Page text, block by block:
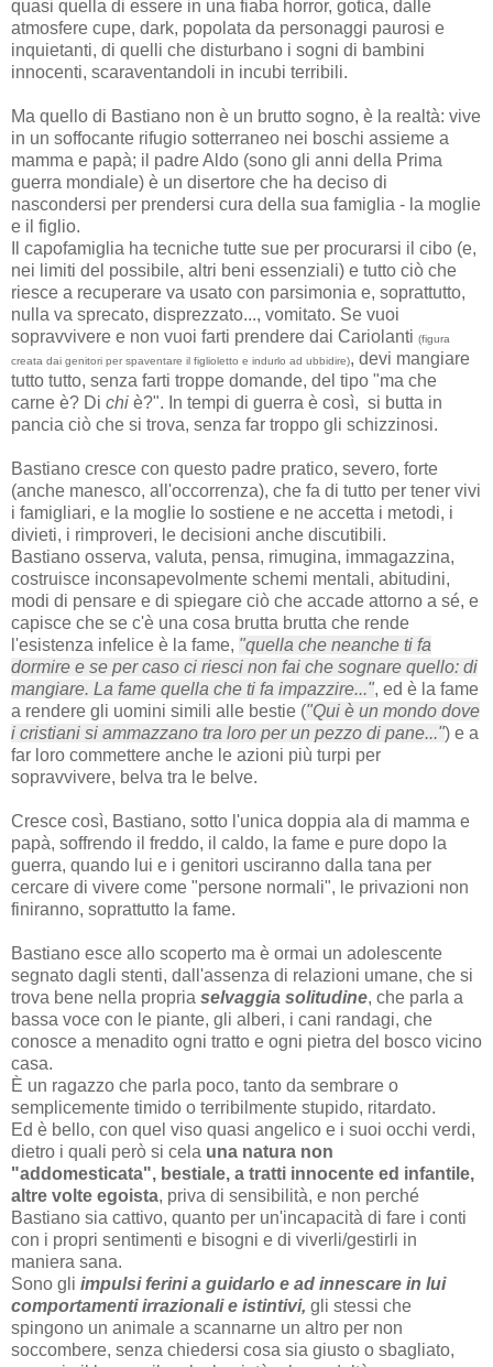
quasi quella di essere in una fiaba horror, gotica, dalle
atmosfere cupe, dark, popolata da personaggi paurosi e
inquietanti, di quelli che disturbano i sogni di bambini
innocenti, scaraventandoli in incubi terribili.
Ma quello di Bastiano non è un brutto sogno, è la realtà: vive
in un soffocante rifugio sotterraneo nei boschi assieme a
mamma e papà; il padre Aldo (sono gli anni della Prima
guerra mondiale) è un disertore che ha deciso di
nascondersi per prendersi cura della sua famiglia - la moglie
e il figlio.
Il capofamiglia ha tecniche tutte sue per procurarsi il cibo (e,
nei limiti del possibile, altri beni essenziali) e tutto ciò che
riesce a recuperare va usato con parsimonia e, soprattutto,
nulla va sprecato, disprezzato..., vomitato. Se vuoi
sopravvivere e non vuoi farti prendere dai Cariolanti (figura
creata dai genitori per spaventare il figlioletto e indurlo ad ubbidire), devi mangiare
tutto tutto, senza farti troppe domande, del tipo "ma che
carne è? Di chi è?". In tempi di guerra è così, si butta in
pancia ciò che si trova, senza far troppo gli schizzinosi.
Bastiano cresce con questo padre pratico, severo, forte
(anche manesco, all'occorrenza), che fa di tutto per tener vivi
i famigliari, e la moglie lo sostiene e ne accetta i metodi, i
divieti, i rimproveri, le decisioni anche discutibili.
Bastiano osserva, valuta, pensa, rimugina, immagazzina,
costruisce inconsapevolmente schemi mentali, abitudini,
modi di pensare e di spiegare ciò che accade attorno a sé, e
capisce che se c'è una cosa brutta brutta che rende
l'esistenza infelice è la fame, "quella che neanche ti fa
dormire e se per caso ci riesci non fai che sognare quello: di
mangiare. La fame quella che ti fa impazzire...", ed è la fame
a rendere gli uomini simili alle bestie ("Qui è un mondo dove
i cristiani si ammazzano tra loro per un pezzo di pane...") e a
far loro commettere anche le azioni più turpi per
sopravvivere, belva tra le belve.
Cresce così, Bastiano, sotto l'unica doppia ala di mamma e
papà, soffrendo il freddo, il caldo, la fame e pure dopo la
guerra, quando lui e i genitori usciranno dalla tana per
cercare di vivere come "persone normali", le privazioni non
finiranno, soprattutto la fame.
Bastiano esce allo scoperto ma è ormai un adolescente
segnato dagli stenti, dall'assenza di relazioni umane, che si
trova bene nella propria selvaggia solitudine, che parla a
bassa voce con le piante, gli alberi, i cani randagi, che
conosce a menadito ogni tratto e ogni pietra del bosco vicino
casa.
È un ragazzo che parla poco, tanto da sembrare o
semplicemente timido o terribilmente stupido, ritardato.
Ed è bello, con quel viso quasi angelico e i suoi occhi verdi,
dietro i quali però si cela una natura non
"addomesticata", bestiale, a tratti innocente ed infantile,
altre volte egoista, priva di sensibilità, e non perché
Bastiano sia cattivo, quanto per un'incapacità di fare i conti
con i propri sentimenti e bisogni e di viverli/gestirli in
maniera sana.
Sono gli impulsi ferini a guidarlo e ad innescare in lui
comportamenti irrazionali e istintivi, gli stessi che
spingono un animale a scannarne un altro per non
soccombere, senza chiedersi cosa sia giusto o sbagliato,